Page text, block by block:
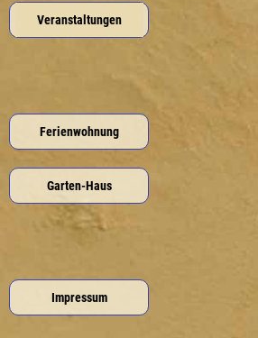
Veranstaltungen
Ferienwohnung
Garten-Haus
Impressum